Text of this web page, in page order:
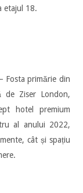
etajul 18.
– Fosta primărie din
de Ziser London,
hotel premium
al anului 2022,
cât și spațiu